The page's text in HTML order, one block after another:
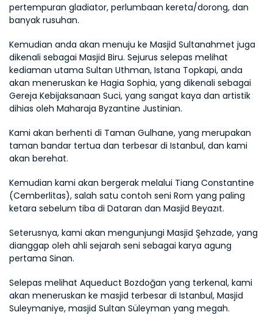
pertempuran gladiator, perlumbaan kereta/dorong, dan
banyak rusuhan.
Kemudian anda akan menuju ke Masjid Sultanahmet juga
dikenali sebagai Masjid Biru. Sejurus selepas melihat
kediaman utama Sultan Uthman, Istana Topkapi, anda
akan meneruskan ke Hagia Sophia, yang dikenali sebagai
Gereja Kebijaksanaan Suci, yang sangat kaya dan artistik
dihias oleh Maharaja Byzantine Justinian.
Kami akan berhenti di Taman Gulhane, yang merupakan
taman bandar tertua dan terbesar di Istanbul, dan kami
akan berehat.
Kemudian kami akan bergerak melalui Tiang Constantine
(Cemberlitas), salah satu contoh seni Rom yang paling
ketara sebelum tiba di Dataran dan Masjid Beyazıt.
Seterusnya, kami akan mengunjungi Masjid Şehzade, yang
dianggap oleh ahli sejarah seni sebagai karya agung
pertama Sinan.
Selepas melihat Aqueduct Bozdoğan yang terkenal, kami
akan meneruskan ke masjid terbesar di Istanbul, Masjid
Suleymaniye, masjid Sultan Süleyman yang megah.